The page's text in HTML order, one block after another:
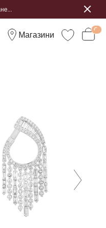
Магазини